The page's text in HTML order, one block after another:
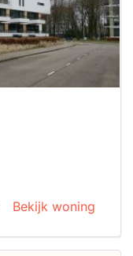
Bekijk woning